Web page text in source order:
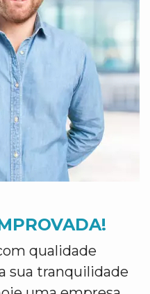
qualidade
sua tranquilidade